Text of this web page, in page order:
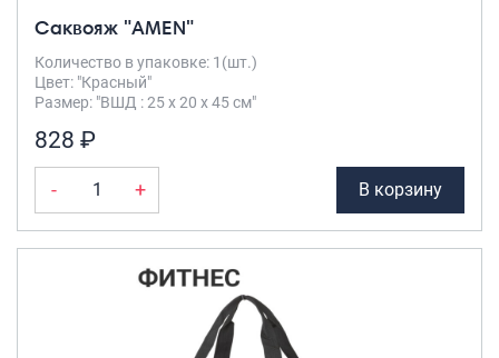
Саквояж "AMEN"
Количество в упаковке: 1(шт.)
Цвет: "Красный"
Размер: "ВШД : 25 х 20 х 45 см"
828 ₽
- + В корзину